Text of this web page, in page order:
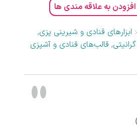
افزودن به علاقه مندی ها
ابزارهای قنادی و شیرینی پزی,
, قالب‌های قنادی و آشپزی